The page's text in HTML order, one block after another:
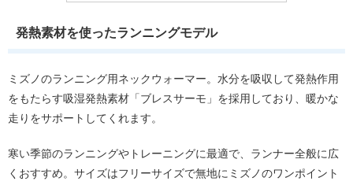
発熱素材を使ったランニングモデル
ミズノのランニング用ネックウォーマー。水分を吸収して発熱作用
をもたらす吸湿発熱素材「ブレスサーモ」を採用しており、暖かな
走りをサポートしてくれます。
寒い季節のランニングやトレーニングに最適で、ランナー全般に広
くおすすめ。サイズはフリーサイズで無地にミズノのワンポイント